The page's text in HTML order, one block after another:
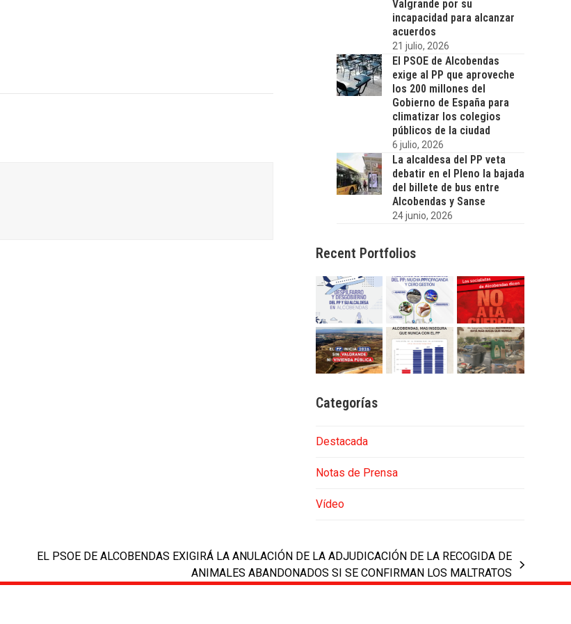
Valgrande por su
incapacidad para alcanzar
acuerdos
21 julio, 2026
El PSOE de Alcobendas
exige al PP que aproveche
los 200 millones del
Gobierno de España para
climatizar los colegios
públicos de la ciudad
6 julio, 2026
La alcaldesa del PP veta
debatir en el Pleno la bajada
del billete de bus entre
Alcobendas y Sanse
24 junio, 2026
Recent Portfolios
Categorías
Destacada
Notas de Prensa
Vídeo
post:
EL PSOE DE ALCOBENDAS EXIGIRÁ LA ANULACIÓN DE LA ADJUDICACIÓN DE LA RECOGIDA DE
ANIMALES ABANDONADOS SI SE CONFIRMAN LOS MALTRATOS